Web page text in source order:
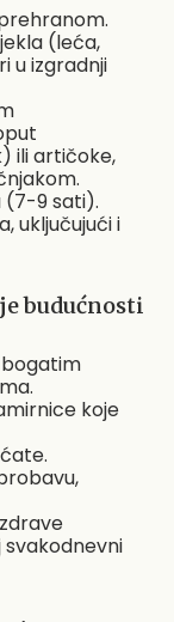
(leća,
u izgradnji
ili artičoke,
(7-9 sati).
uključujući i
budućnosti
koje